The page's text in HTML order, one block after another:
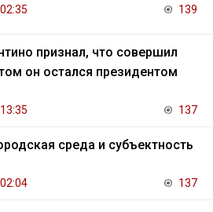
139
признал, что совершил
он остался президентом
137
среда и субъектность
137